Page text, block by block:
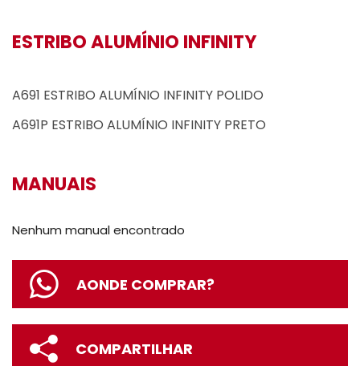
ESTRIBO ALUMÍNIO INFINITY
A691 ESTRIBO ALUMÍNIO INFINITY POLIDO
A691P ESTRIBO ALUMÍNIO INFINITY PRETO
MANUAIS
Nenhum manual encontrado
AONDE COMPRAR?
COMPARTILHAR